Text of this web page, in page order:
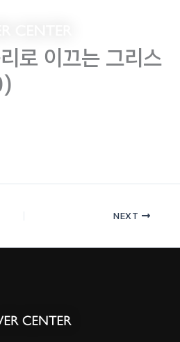
로 이끄는 그리스
NEXT